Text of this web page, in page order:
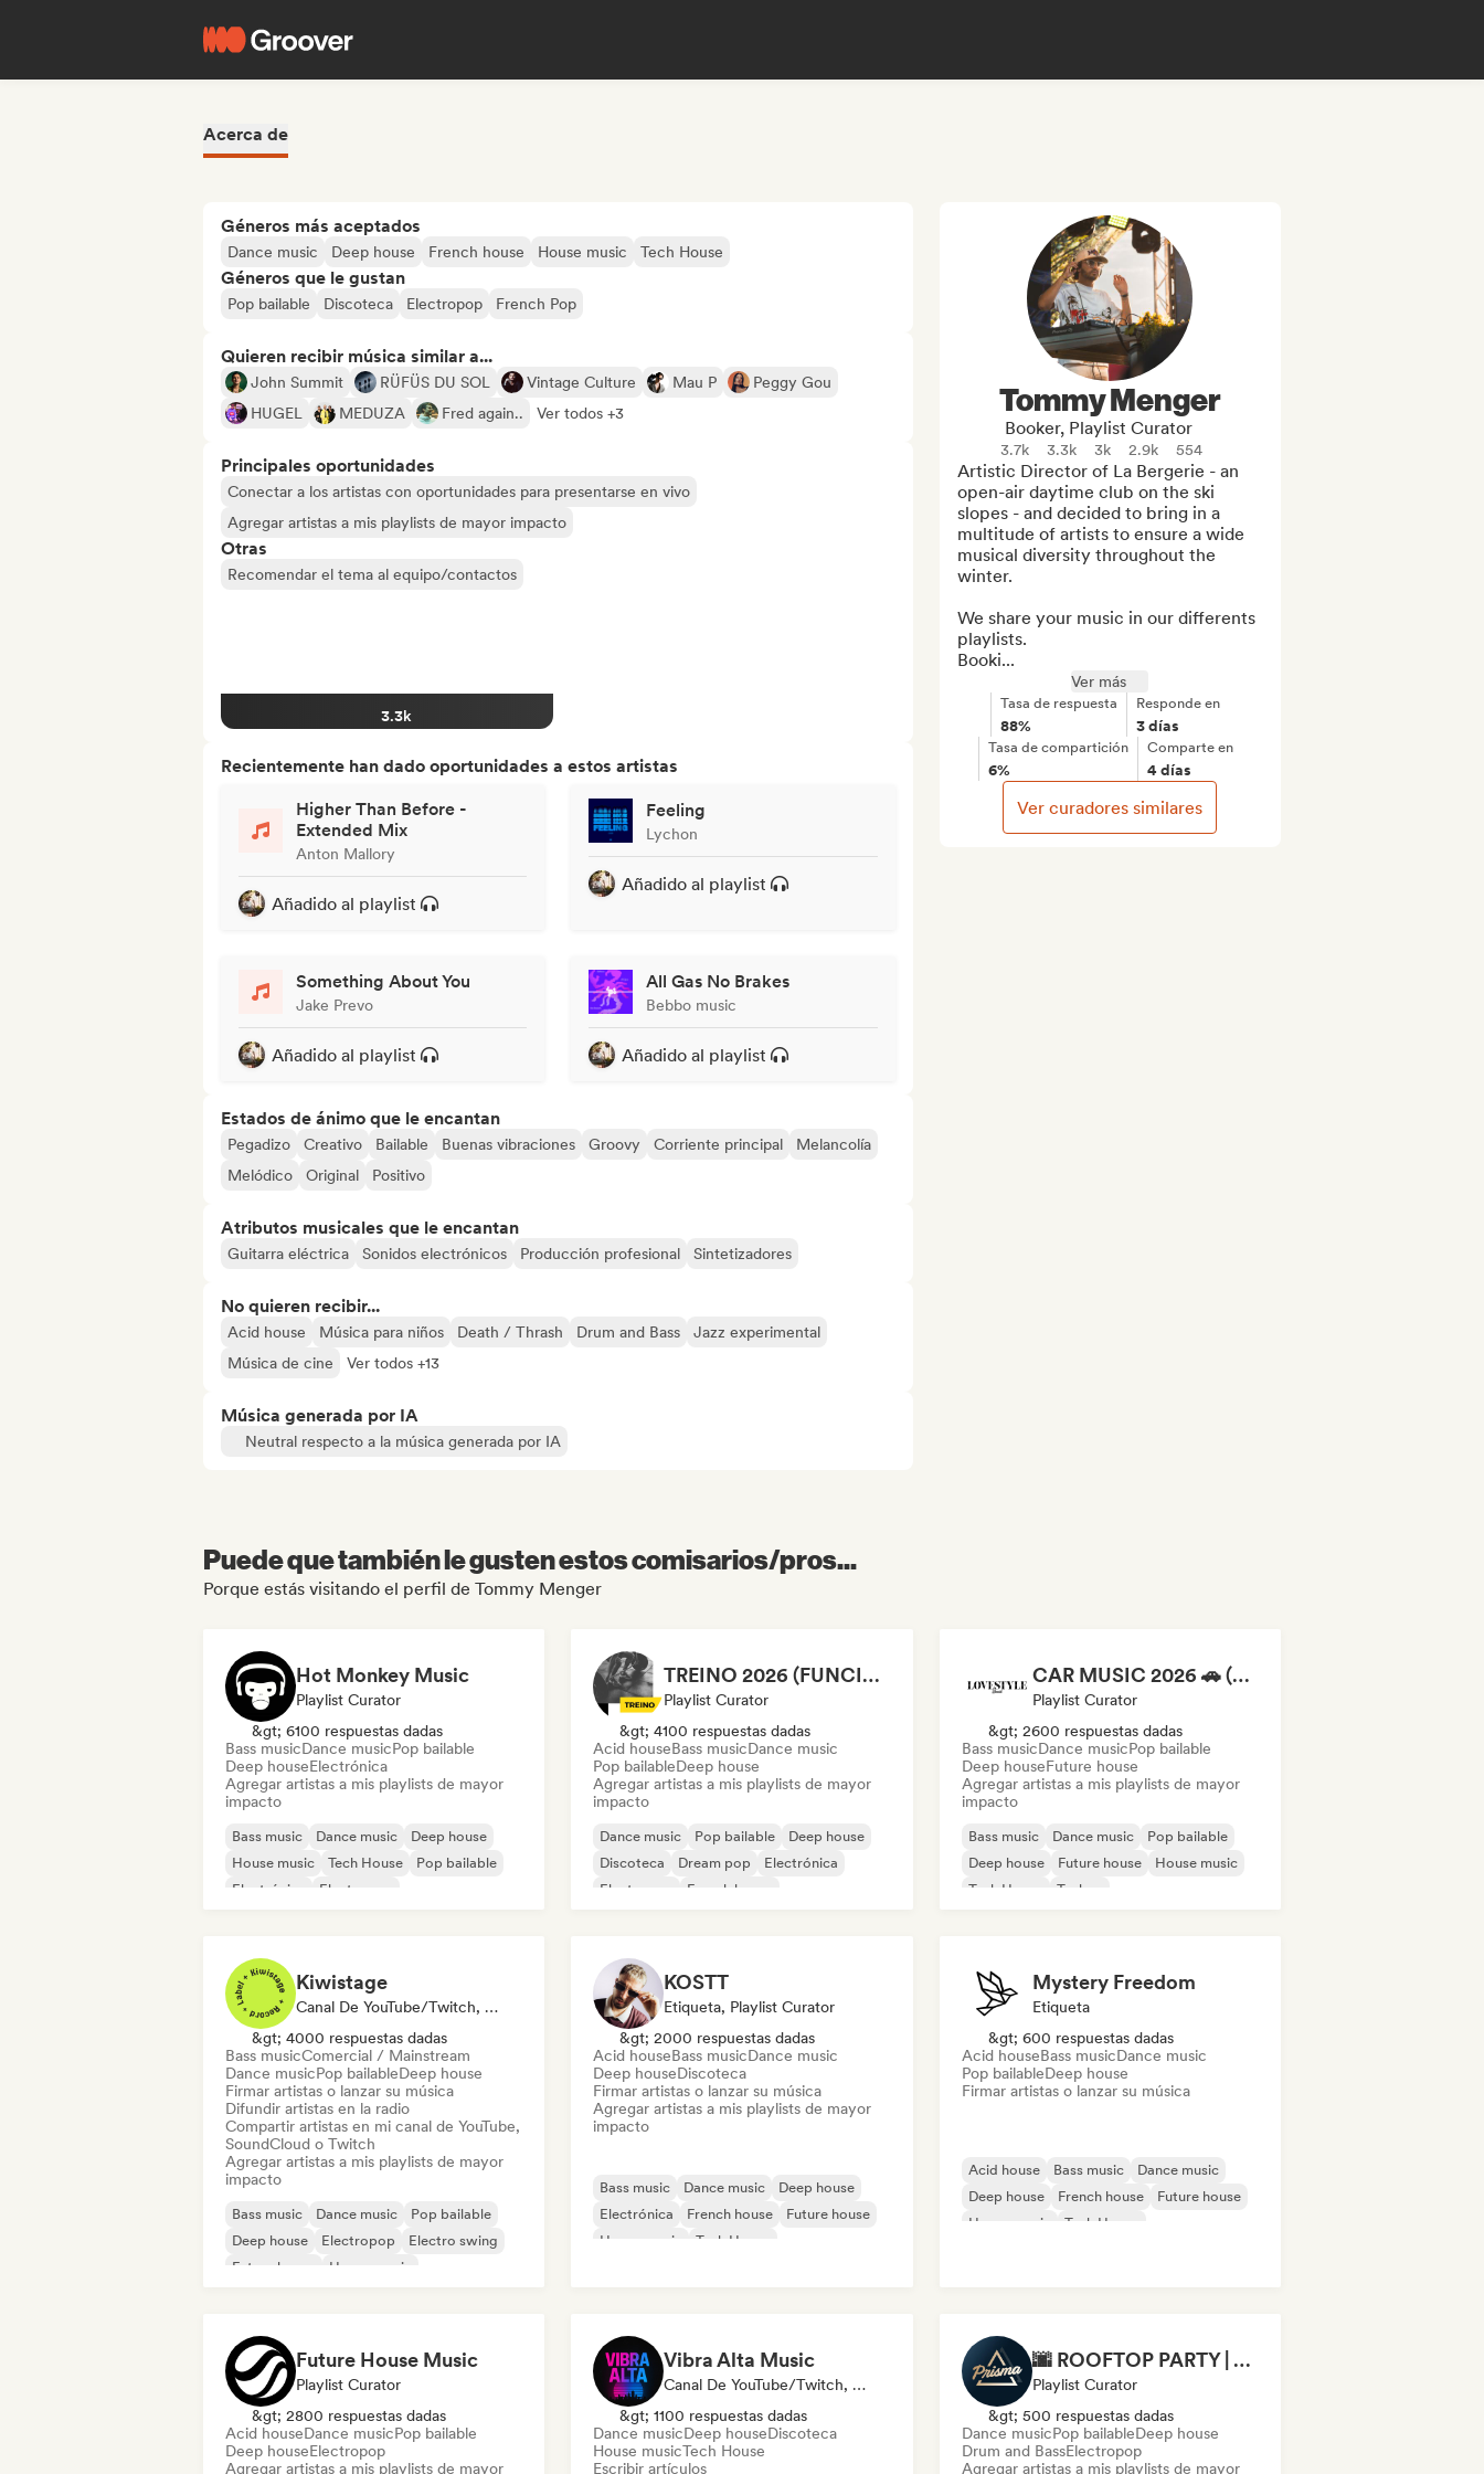
Acerca de
Géneros más aceptados
Dance music Deep house French house House music Tech House
Géneros que le gustan
Pop bailable Discoteca Electropop French Pop
Quieren recibir música similar a...
John Summit RÜFÜS DU SOL Vintage Culture Mau P
Peggy Gou
HUGEL
MEDUZA Fred again.. Ver todos +3
Principales oportunidades
Conectar a los artistas con oportunidades para presentarse en vivo
Agregar artistas a mis playlists de mayor impacto
Otras
Recomendar el tema al equipo/contactos
3.3k
Recientemente han dado oportunidades a estos artistas
Higher Than Before -
Extended Mix
Anton Mallory
Añadido al playlist
Feeling
Lychon
Añadido al playlist
Something About You
Jake Prevo
Añadido al playlist
All Gas No Brakes
Bebbo music
Añadido al playlist
Estados de ánimo que le encantan
Pegadizo Creativo Bailable Buenas vibraciones Groovy Corriente principal
Melancolía
Melódico
Original Positivo
Atributos musicales que le encantan
Guitarra eléctrica Sonidos electrónicos Producción profesional Sintetizadores
No quieren recibir...
Acid house Música para niños Death / Thrash Drum and Bass
Jazz experimental
Música de cine
Ver todos +13
Música generada por IA
Neutral respecto a la música generada por IA
Tommy Menger
Booker, Playlist Curator
3.7k 3.3k 3k 2.9k 554
Artistic Director of La Bergerie - an
open-air daytime club on the ski
slopes - and decided to bring in a
multitude of artists to ensure a wide
musical diversity throughout the
winter.
We share your music in our differents
playlists.
Booki...
Ver más
Tasa de respuesta
88%
Responde en
3 días
Tasa de compartición
6%
Comparte en
4 días
Ver curadores similares
Puede que también le gusten estos comisarios/pros...
Porque estás visitando el perfil de Tommy Menger
Hot Monkey Music
Playlist Curator
&gt; 6100 respuestas dadas
Bass musicDance musicPop bailable
Deep houseElectrónica
Agregar artistas a mis playlists de mayor
impacto
Bass music Dance music
Deep house
House music
Tech House
Pop bailable
Electrónica
Electropop
TREINO 2026 (FUNCIONAL E MALHAÇÃO)
Playlist Curator
&gt; 4100 respuestas dadas
Acid houseBass musicDance music
Pop bailableDeep house
Agregar artistas a mis playlists de mayor
impacto
Dance music Pop bailable
Deep house
Discoteca
Dream pop
Electrónica
Electropop
French house
CAR MUSIC 2026 🚗 (by Lovestyle Records)
Playlist Curator
&gt; 2600 respuestas dadas
Bass musicDance musicPop bailable
Deep houseFuture house
Agregar artistas a mis playlists de mayor
impacto
Bass music Dance music
Pop bailable
Deep house
Future house
House music
Tech House
Techno
Kiwistage
Canal De YouTube/Twitch, Etiqueta, Playlist Curator, Emisoras De Radio
&gt; 4000 respuestas dadas
Bass musicComercial / Mainstream
Dance musicPop bailableDeep house
Firmar artistas o lanzar su música
Difundir artistas en la radio
Compartir artistas en mi canal de YouTube,
SoundCloud o Twitch
Agregar artistas a mis playlists de mayor
impacto
Bass music Dance music
Pop bailable
Deep house
Electropop
Electro swing
Future house
House music
KOSTT
Etiqueta, Playlist Curator
&gt; 2000 respuestas dadas
Acid houseBass musicDance music
Deep houseDiscoteca
Firmar artistas o lanzar su música
Agregar artistas a mis playlists de mayor
impacto
Bass music Dance music
Deep house
Electrónica
French house
Future house
House music
Tech House
Mystery Freedom
Etiqueta
&gt; 600 respuestas dadas
Acid houseBass musicDance music
Pop bailableDeep house
Firmar artistas o lanzar su música
Acid house Bass music
Dance music
Deep house
French house
Future house
House music
Tech House
Future House Music
Playlist Curator
&gt; 2800 respuestas dadas
Acid houseDance musicPop bailable
Deep houseElectropop
Agregar artistas a mis playlists de mayor
Vibra Alta Music
Canal De YouTube/Twitch, Etiqueta, Medios De Comunicación/Periodista, Editor, Experto En Sonido
&gt; 1100 respuestas dadas
Dance musicDeep houseDiscoteca
House musicTech House
Escribir artículos
🌆 ROOFTOP PARTY | 🚀 Dance Music Mix 2026 by Prisma Records
Playlist Curator
&gt; 500 respuestas dadas
Dance musicPop bailableDeep house
Drum and BassElectropop
Agregar artistas a mis playlists de mayor